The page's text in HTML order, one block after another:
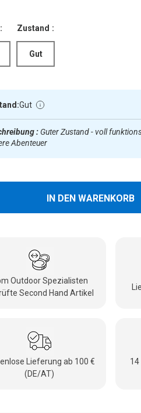
Zustand :
Gut
Gut
: Guter Zustand - voll
Abenteuer
IN DEN WARENKORB
Outdoor Spezialisten
Second Hand Artikel
Lieferung ab 100 €
(DE/AT)
14